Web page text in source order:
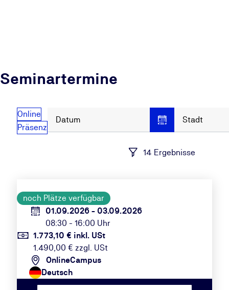
Seminartermine
Online
Präsenz
Datum Stadt
14 Ergebnisse
noch Plätze verfügbar
01.09.2026 - 03.09.2026
08:30 - 16:00 Uhr
1.773,10 € inkl. USt
1.490,00 € zzgl. USt
OnlineCampus
Deutsch